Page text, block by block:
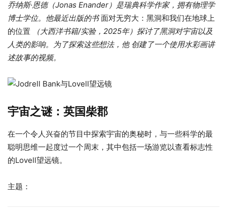
乔纳斯·恩德（Jonas Enander）是瑞典科学作家，拥有物理学
博士学位。他最近出版的书面对无穷大：黑洞和我们在地球上
的位置 （大西洋书籍/实验，2025年）探讨了黑洞对宇宙以及
人类的影响。为了探索这些想法，他 创建了一个使用水彩画讲
述故事的视频。
宇宙之谜：英国柴郡
在一个令人兴奋的节目中探索宇宙的奥秘时，与一些科学的最
聪明思维一起度过一个周末，其中包括一场游览以查看标志性
的Lovell望远镜。
主题：